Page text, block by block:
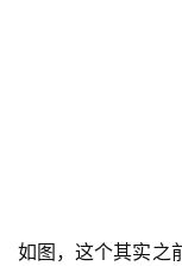
如图，这个其实之